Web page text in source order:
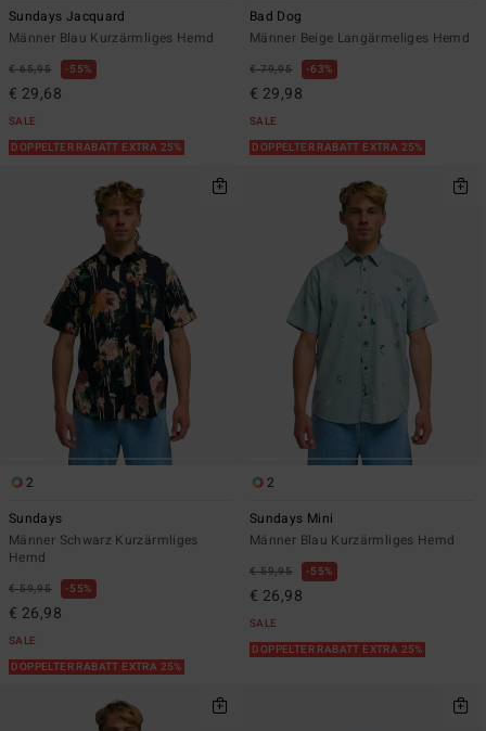
Sundays Jacquard
Männer Blau Kurzärmliges Hemd
€ 65,95 55%
€ 29,68
SALE
DOPPELTER RABATT EXTRA 25%
Bad Dog
Männer Beige Langärmeliges Hemd
€ 79,95 63%
€ 29,98
SALE
DOPPELTER RABATT EXTRA 25%
2
Sundays
Männer Schwarz Kurzärmliges
Hemd
€ 59,95 55%
€ 26,98
SALE
DOPPELTER RABATT EXTRA 25%
2
Sundays Mini
Männer Blau Kurzärmliges Hemd
€ 59,95 55%
€ 26,98
SALE
DOPPELTER RABATT EXTRA 25%